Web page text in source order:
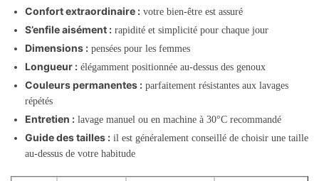
Confort extraordinaire : votre bien-être est assuré
S’enfile aisément : rapidité et simplicité pour chaque jour
Dimensions : pensées pour les femmes
Longueur : élégamment positionnée au-dessus des genoux
Couleurs permanentes : parfaitement résistantes aux lavages
répétés
Entretien : lavage manuel ou en machine à 30°C recommandé
Guide des tailles : il est généralement conseillé de choisir une taille
au-dessus de votre habitude